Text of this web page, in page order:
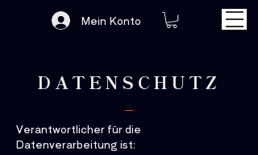
Mein Konto
DATENSCHUTZ
Verantwortlicher für die
Datenverarbeitung ist: